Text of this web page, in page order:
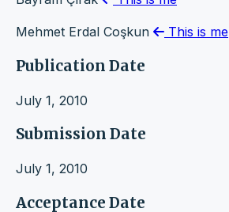
Mehmet Erdal Coşkun This is me
Publication Date
July 1, 2010
Submission Date
July 1, 2010
Acceptance Date